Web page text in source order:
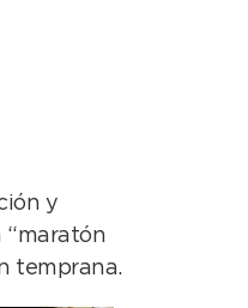
y
“maratón
temprana.